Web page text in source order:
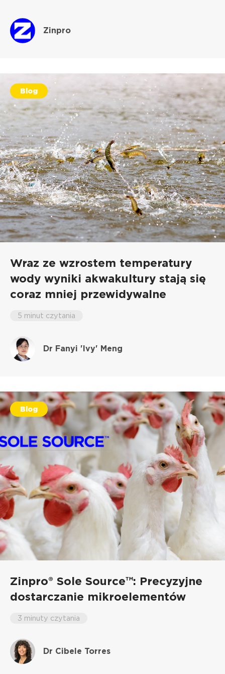
Zinpro
Blog
Wraz ze wzrostem temperatury
wody wyniki akwakultury stają się
coraz mniej przewidywalne
5 minut czytania
Dr Fanyi 'Ivy' Meng
Blog
Zinpro® Sole Source™: Precyzyjne
dostarczanie mikroelementów
3 minuty czytania
Dr Cibele Torres